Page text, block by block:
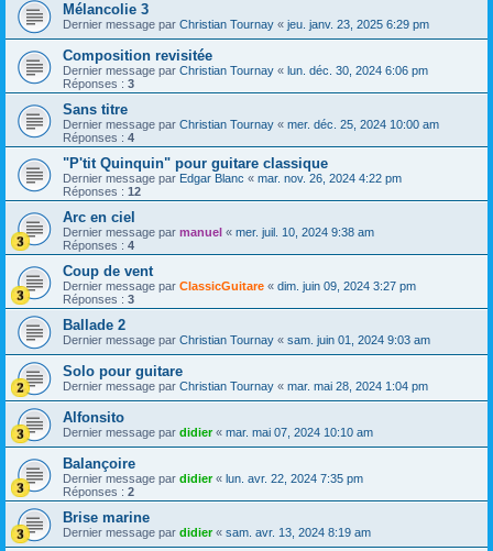
Mélancolie 3
Dernier message par Christian Tournay « jeu. janv. 23, 2025 6:29 pm
Composition revisitée
Dernier message par Christian Tournay « lun. déc. 30, 2024 6:06 pm
Réponses : 3
Sans titre
Dernier message par Christian Tournay « mer. déc. 25, 2024 10:00 am
Réponses : 4
"P'tit Quinquin" pour guitare classique
Dernier message par Edgar Blanc « mar. nov. 26, 2024 4:22 pm
Réponses : 12
Arc en ciel
Dernier message par manuel « mer. juil. 10, 2024 9:38 am
Réponses : 4
Coup de vent
Dernier message par ClassicGuitare « dim. juin 09, 2024 3:27 pm
Réponses : 3
Ballade 2
Dernier message par Christian Tournay « sam. juin 01, 2024 9:03 am
Solo pour guitare
Dernier message par Christian Tournay « mar. mai 28, 2024 1:04 pm
Alfonsito
Dernier message par didier« mar. mai 07, 2024 10:10 am
Balançoire
Dernier message par didier« lun. avr. 22, 2024 7:35 pm
Réponses : 2
Brise marine
Dernier message par didier« sam. avr. 13, 2024 8:19 am